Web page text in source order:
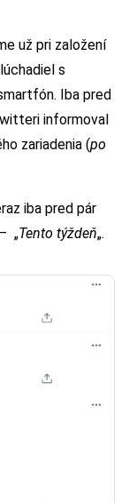
už pri založení
s
Iba pred
informoval
zariadenia (po
iba pred pár
„Tento týždeň„.